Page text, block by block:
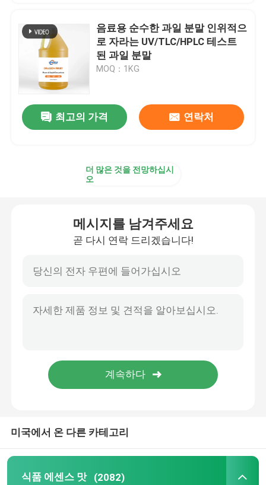
비디오
음료용 순수한 과일 분말 인위적으
로 자라는 UV/TLC/HPLC 테스트
된 과일 분말
MOQ：1KG
최고의 가격 연락처
더 많은 것을 전망하십시
오
메시지를 남겨주세요
곧 다시 연락 드리겠습니다!
미국에서 온 다른 카테고리
식품 에센스 맛 (2082)